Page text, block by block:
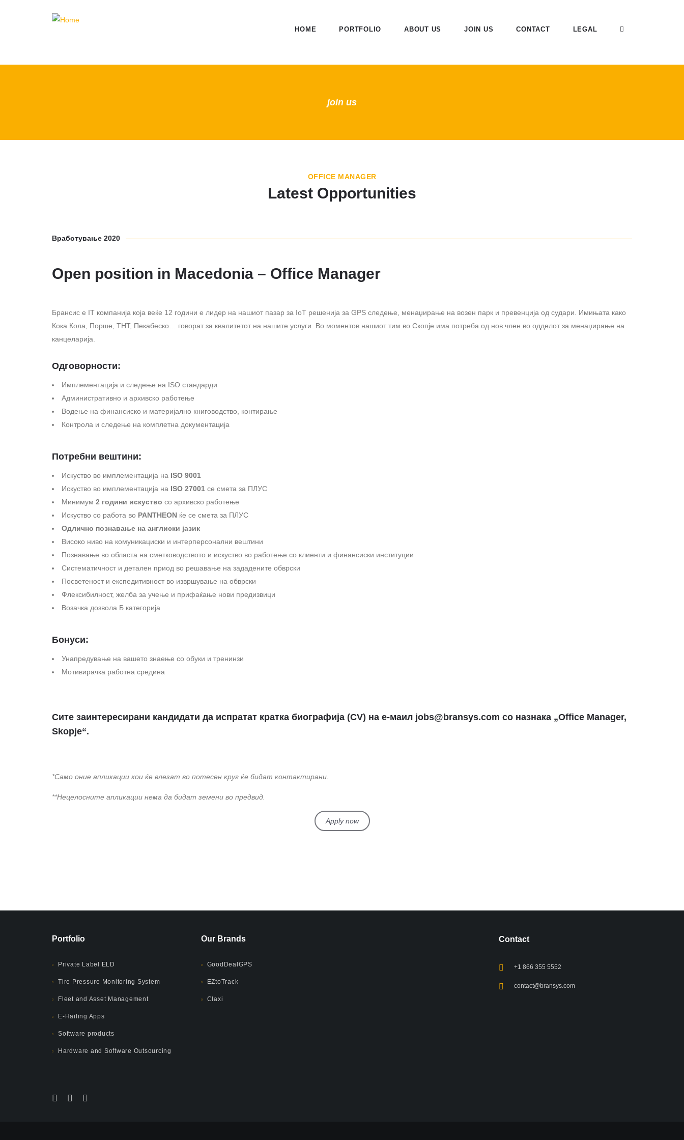
HOME PORTFOLIO ABOUT US JOIN US CONTACT LEGAL
join us
OFFICE MANAGER
Latest Opportunities
Вработување 2020
Open position in Macedonia – Office Manager
Брансис е IT компанија која веќе 12 години е лидер на нашиот пазар за IoT решенија за GPS следење, менаџирање на возен парк и превенција од судари. Имињата како
Кока Кола, Порше, ТНТ, Пекабеско… говорат за квалитетот на нашите услуги. Во моментов нашиот тим во Скопје има потреба од нов член во одделот за менаџирање на
канцеларија.
Одговорности:
Имплементација и следење на ISO стандарди
Административно и архивско работење
Водење на финансиско и материјално книговодство, контирање
Контрола и следење на комплетна документација
Потребни вештини:
Искуство во имплементација на ISO 9001
Искуство во имплементација на ISO 27001 се смета за ПЛУС
Минимум 2 години искуство со архивско работење
Искуство со работа во PANTHEON ќе се смета за ПЛУС
Одлично познавање на англиски јазик
Високо ниво на комуникациски и интерперсонални вештини
Познавање во областа на сметководството и искуство во работење со клиенти и финансиски институции
Систематичност и детален приод во решавање на зададените обврски
Посветеност и експедитивност во извршување на обврски
Флексибилност, желба за учење и прифаќање нови предизвици
Возачка дозвола Б категорија
Бонуси:
Унапредување на вашето знаење со обуки и тренинзи
Мотивирачка работна средина
Сите заинтересирани кандидати да испратат кратка биографија (CV) на е-маил jobs@bransys.com со назнака „Office Manager,
Skopje“.
*Само оние апликации кои ќе влезат во потесен круг ќе бидат контактирани.
**Нецелосните апликации нема да бидат земени во предвид.
Apply now
Portfolio
Private Label ELD
Tire Pressure Monitoring System
Fleet and Asset Management
E-Hailing Apps
Software products
Hardware and Software Outsourcing
Our Brands
GoodDealGPS
EZtoTrack
Claxi
Contact
+1 866 355 5552
contact@bransys.com